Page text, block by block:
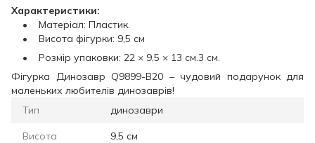
Характеристики:
• Матеріал: Пластик.
• Висота фігурки: 9,5 см
• Розмір упаковки: 22 × 9,5 × 13 см.3 см.
Фігурка Динозавр Q9899-B20 – чудовий подарунок для
маленьких любителів динозаврів!
Тип
динозаври
Висота 9,5 см